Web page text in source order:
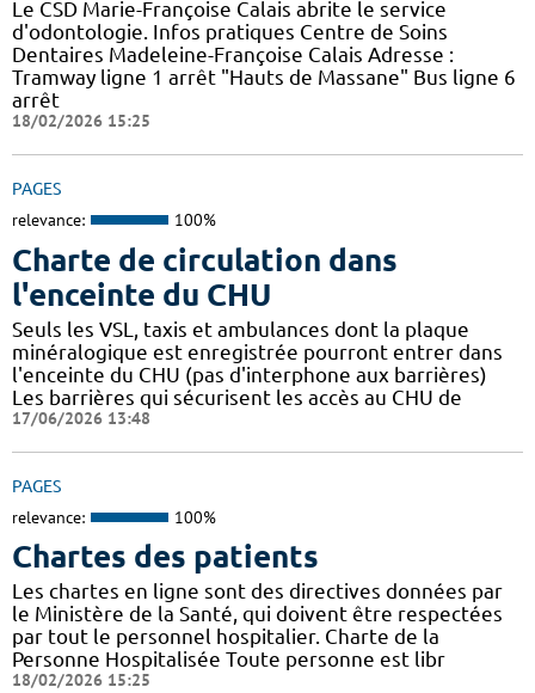
Le CSD Marie-Françoise Calais abrite le service
d'odontologie. Infos pratiques Centre de Soins
Dentaires Madeleine-Françoise Calais Adresse :
Tramway ligne 1 arrêt "Hauts de Massane" Bus ligne 6
arrêt
18/02/2026 15:25
PAGES
relevance: 100%
Charte de circulation dans
l'enceinte du CHU
Seuls les VSL, taxis et ambulances dont la plaque
minéralogique est enregistrée pourront entrer dans
l'enceinte du CHU (pas d'interphone aux barrières)
Les barrières qui sécurisent les accès au CHU de
17/06/2026 13:48
PAGES
relevance: 100%
Chartes des patients
Les chartes en ligne sont des directives données par
le Ministère de la Santé, qui doivent être respectées
par tout le personnel hospitalier. Charte de la
Personne Hospitalisée Toute personne est libr
18/02/2026 15:25